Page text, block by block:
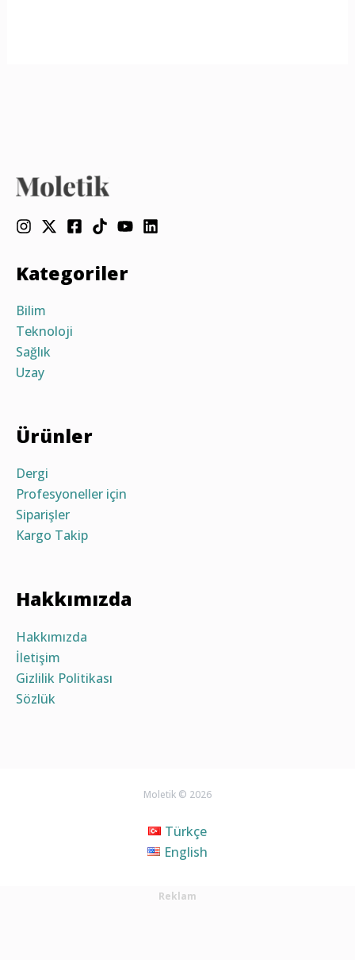
Kategoriler
Bilim
Teknoloji
Sağlık
Uzay
Ürünler
Dergi
Profesyoneller için
Siparişler
Kargo Takip
Hakkımızda
Hakkımızda
İletişim
Gizlilik Politikası
Sözlük
Moletik © 2026
Türkçe
English
Reklam